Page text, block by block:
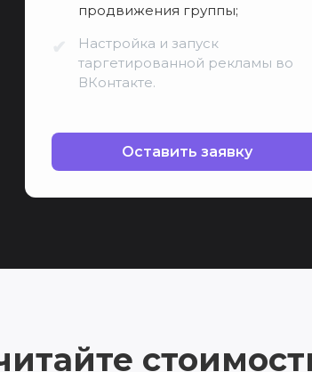
продвижения группы;
Настройка и запуск
таргетированной рекламы во
ВКонтакте.
Оставить заявку